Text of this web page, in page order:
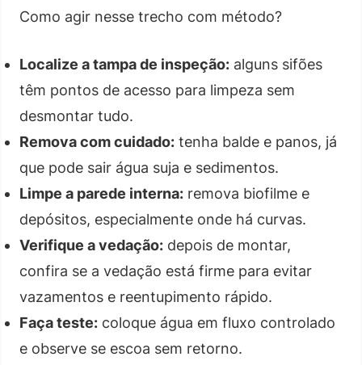
Como agir nesse trecho com método?
Localize a tampa de inspeção: alguns sifões
têm pontos de acesso para limpeza sem
desmontar tudo.
Remova com cuidado: tenha balde e panos, já
que pode sair água suja e sedimentos.
Limpe a parede interna: remova biofilme e
depósitos, especialmente onde há curvas.
Verifique a vedação: depois de montar,
confira se a vedação está firme para evitar
vazamentos e reentupimento rápido.
Faça teste: coloque água em fluxo controlado
e observe se escoa sem retorno.